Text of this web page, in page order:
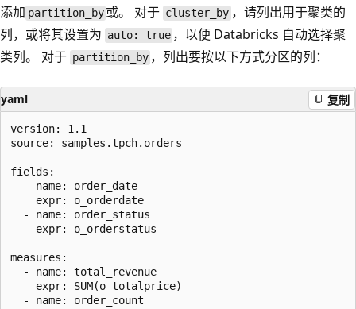
添加 partition_by 或。 对于 cluster_by ，请列出用于聚类的
列，或将其设置为 auto: true ，以便 Databricks 自动选择聚
类列。 对于 partition_by ，列出要按以下方式分区的列：
yaml 复制
version: 1.1
source: samples.tpch.orders
fields:
  - name: order_date
    expr: o_orderdate
  - name: order_status
    expr: o_orderstatus
measures:
  - name: total_revenue
    expr: SUM(o_totalprice)
  - name: order_count